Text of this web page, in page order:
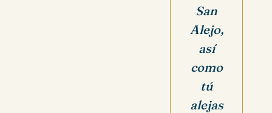
San
Alejo,
así
como
tú
alejas